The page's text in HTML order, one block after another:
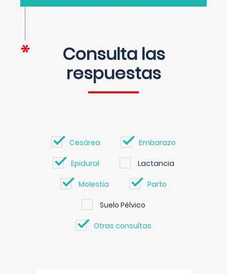
Consulta las
respuestas
Cesárea Embarazo
Epidural Lactancia
Molestia Parto
Suelo Pélvico
Otras consultas